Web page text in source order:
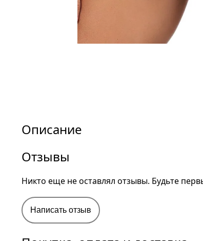
Описание
Отзывы
Никто еще не оставлял отзывы. Будьте
Написать отзыв